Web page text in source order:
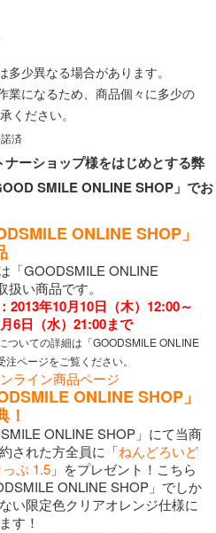
少異なる場合があります。
業になるため、商品個々に多少の
ください。
済
ーショップ様をはじめとする弊
SMILE ONLINE SHOP」でお
ONLINE SHOP」
「GOODSMILE ONLINE
扱い商品です。
2013年10月10日（木）12:00～
6日（水）21:00まで
ついての詳細は「GOODSMILE ONLINE
ページをご覧ください。
ライン商品ページ
ONLINE SHOP」
！
ONLINE SHOP」にて当商
された方全員に「ねんどろいど
ぷ 1.5」をプレゼント！こちら
ONLINE SHOP」でしか
い限定色クリアオレンジ仕様に
す！